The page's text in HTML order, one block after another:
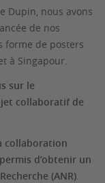
Dupin, nous avons
de nos
forme de posters
à Singapour.
sur le
collaboratif de
collaboration
d’obtenir un
(ANR).